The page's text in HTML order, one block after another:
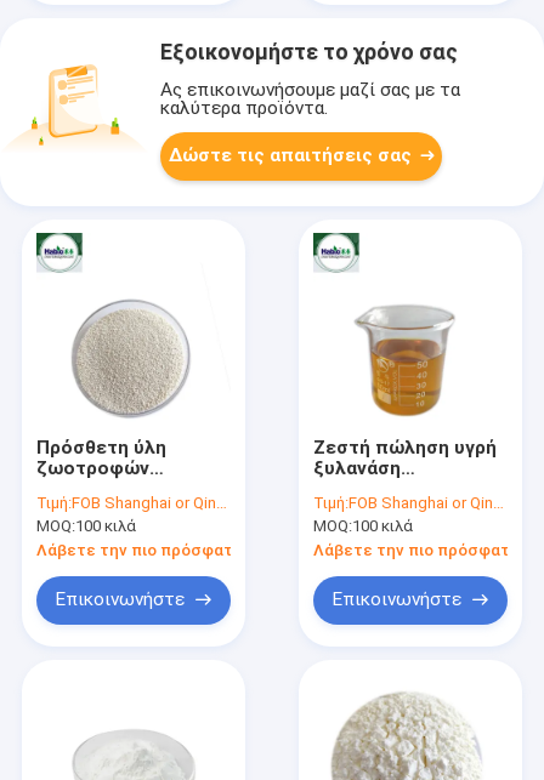
Εξοικονομήστε το χρόνο σας
Ας επικοινωνήσουμε μαζί σας με τα
καλύτερα προϊόντα.
Δώστε τις απαιτήσεις σας
Πρόσθετη ύλη
ζωοτροφών
ποιότητας Ζυλανάση
Granule 20,000U
Τιμή:FOB Shanghai or Qingdao USD 2.00-USD 2.3
MOQ:100 κιλά
Λάβετε την πιο πρόσφατη τιμή
Επικοινωνήστε
Ζεστή πώληση υγρή
ξυλανάση
200.000U/ml
Τιμή:FOB Shanghai or Qingdao USD4.00-USD 4.3
MOQ:100 κιλά
Λάβετε την πιο πρόσφατη
Επικοινωνήστε